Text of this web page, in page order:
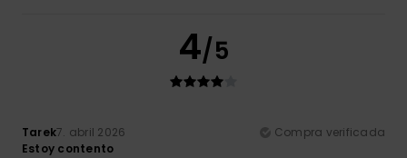
4/5
Tarek7. abril 2026
Compra verificada
Estoy contento